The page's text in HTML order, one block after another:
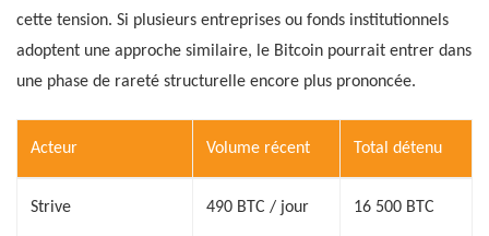
cette tension. Si plusieurs entreprises ou fonds institutionnels
adoptent une approche similaire, le Bitcoin pourrait entrer dans
une phase de rareté structurelle encore plus prononcée.
Acteur Volume récent Total détenu
Strive 490 BTC / jour 16 500 BTC